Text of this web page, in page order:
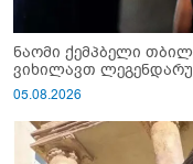
ნაომი ქემპბელი
ვიხილავთ
05.08.2026